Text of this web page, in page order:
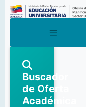
Buscador
de Oferta
Académica